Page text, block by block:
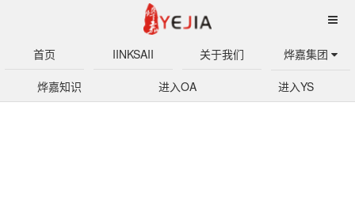
首页 IINKSAII 关于我们 烨嘉集团
烨嘉知识 进入OA 进入YS